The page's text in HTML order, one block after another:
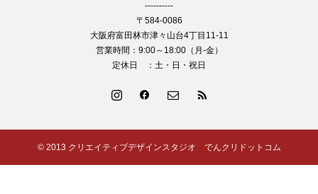
----------
〒584-0086
大阪府富田林市津々山台4丁目11-11
営業時間：9:00～18:00（月-金）
定休日 ：土・日・祝日
© 2013 クリエイティブデザインスタジオ でんクリドットコム